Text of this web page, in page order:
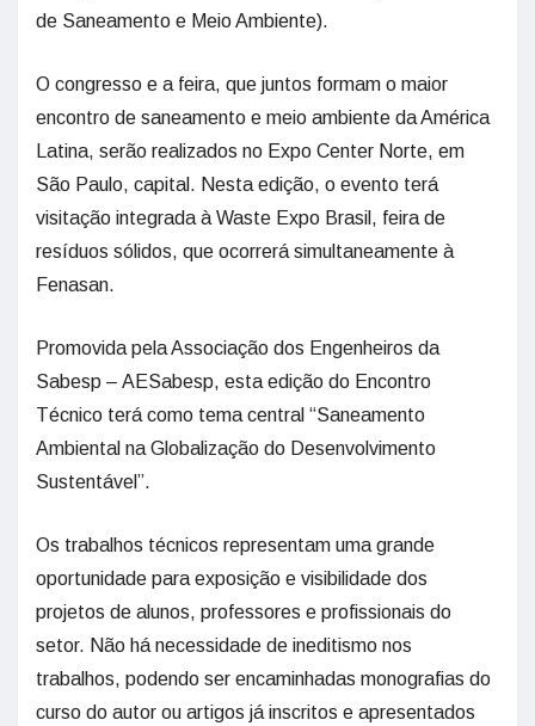
de Saneamento e Meio Ambiente).
O congresso e a feira, que juntos formam o maior
encontro de saneamento e meio ambiente da América
Latina, serão realizados no Expo Center Norte, em
São Paulo, capital. Nesta edição, o evento terá
visitação integrada à Waste Expo Brasil, feira de
resíduos sólidos, que ocorrerá simultaneamente à
Fenasan.
Promovida pela Associação dos Engenheiros da
Sabesp – AESabesp, esta edição do Encontro
Técnico terá como tema central “Saneamento
Ambiental na Globalização do Desenvolvimento
Sustentável”.
Os trabalhos técnicos representam uma grande
oportunidade para exposição e visibilidade dos
projetos de alunos, professores e profissionais do
setor. Não há necessidade de ineditismo nos
trabalhos, podendo ser encaminhadas monografias do
curso do autor ou artigos já inscritos e apresentados